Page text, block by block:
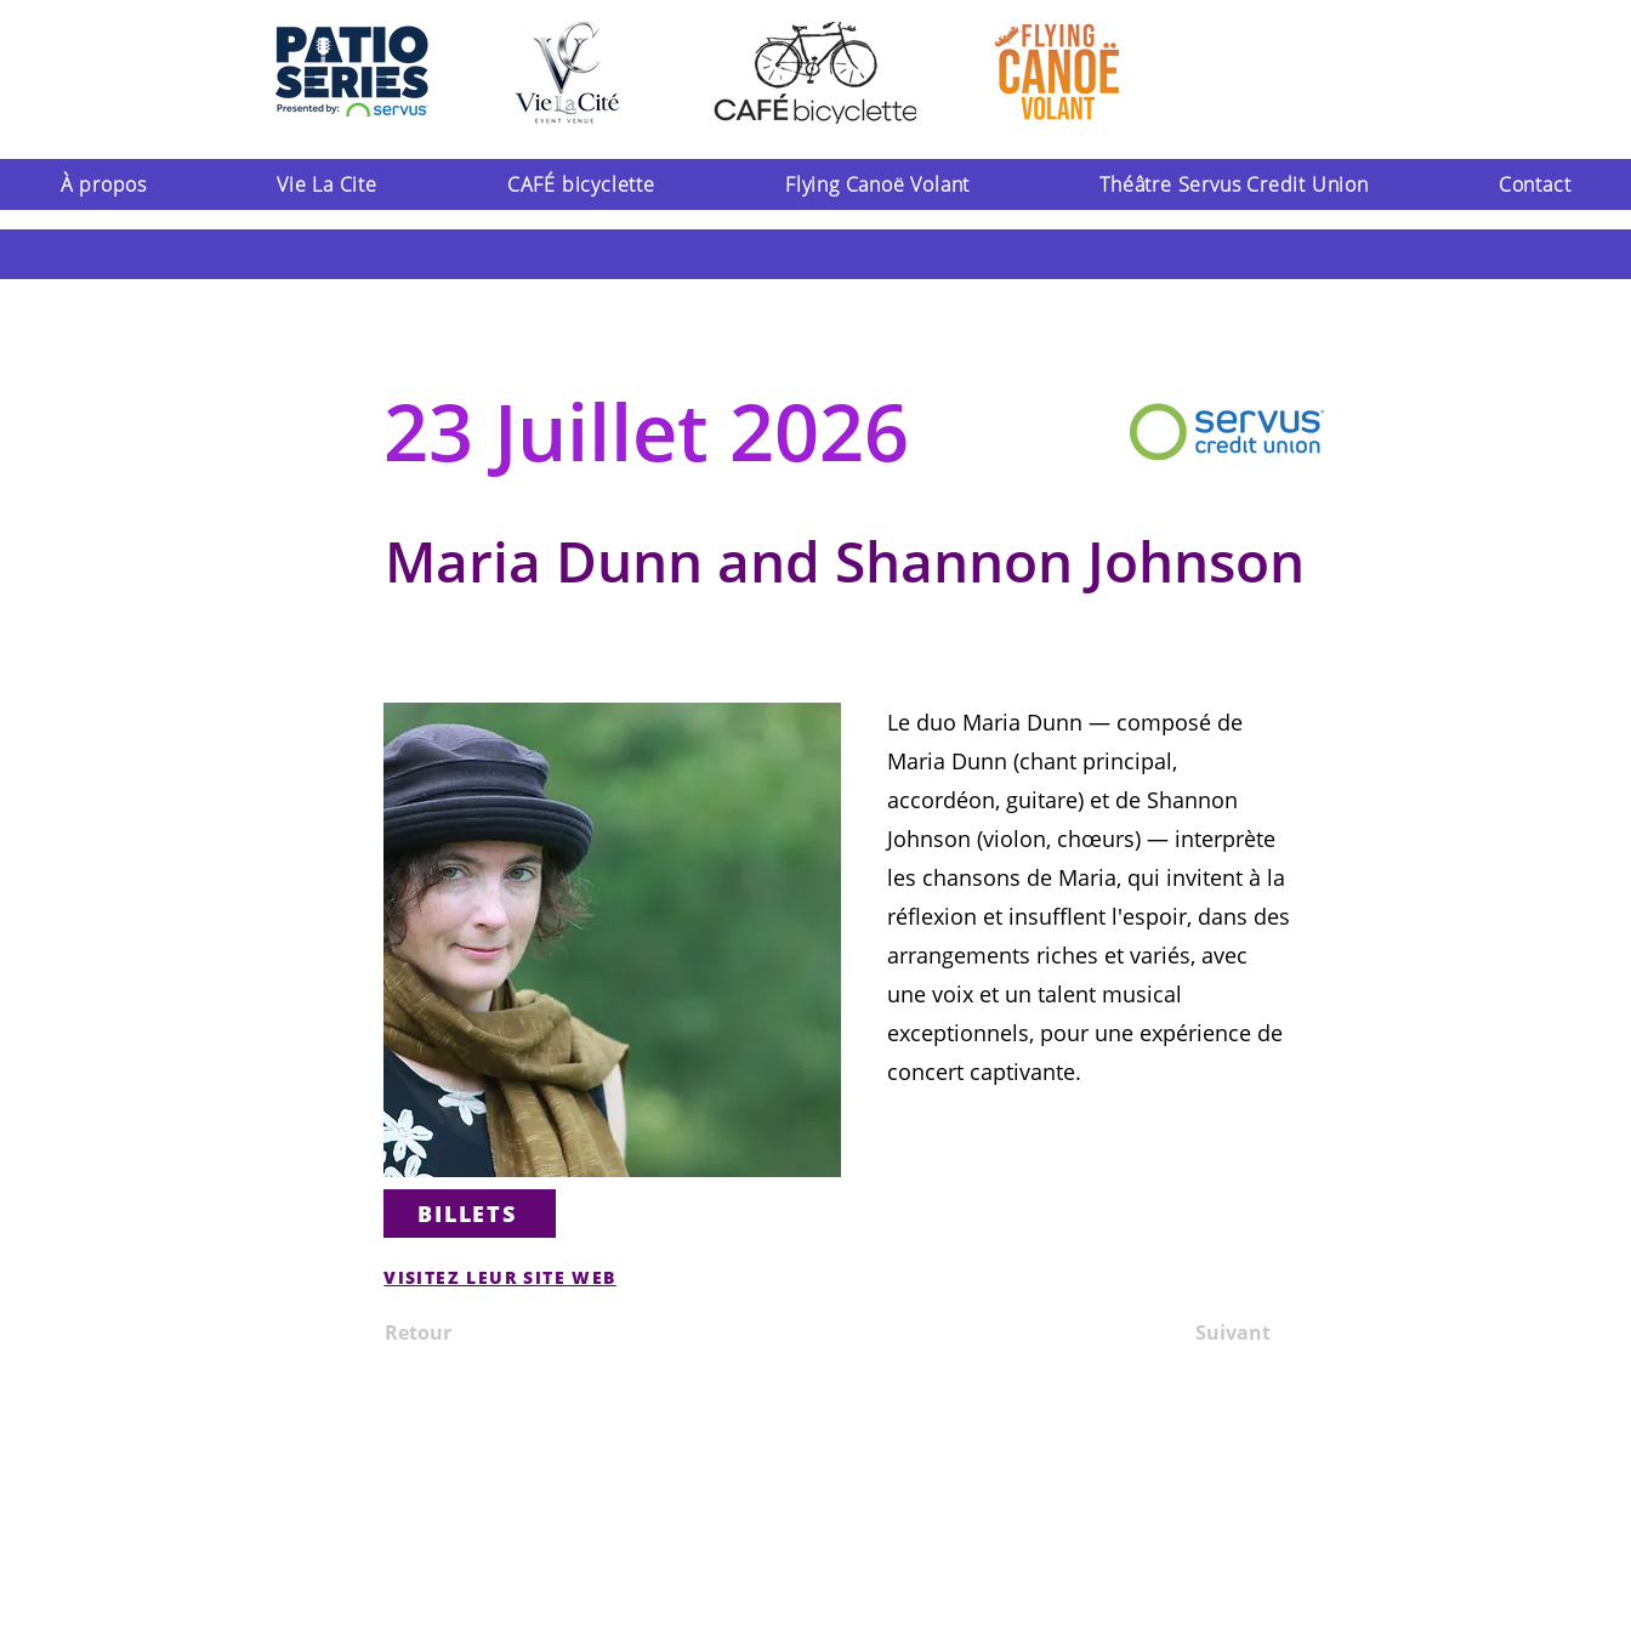
À propos Vie La Cite CAFÉ bicyclette Flying Canoë Volant Théâtre Servus Credit Union Contact
23 Juillet 2026
Maria Dunn and Shannon Johnson
Le duo Maria Dunn — composé de
Maria Dunn (chant principal,
accordéon, guitare) et de Shannon
Johnson (violon, chœurs) — interprète
les chansons de Maria, qui invitent à la
réflexion et insufflent l'espoir, dans des
arrangements riches et variés, avec
une voix et un talent musical
exceptionnels, pour une expérience de
concert captivante.
BILLETS
VISITEZ LEUR SITE WEB
Retour Suivant